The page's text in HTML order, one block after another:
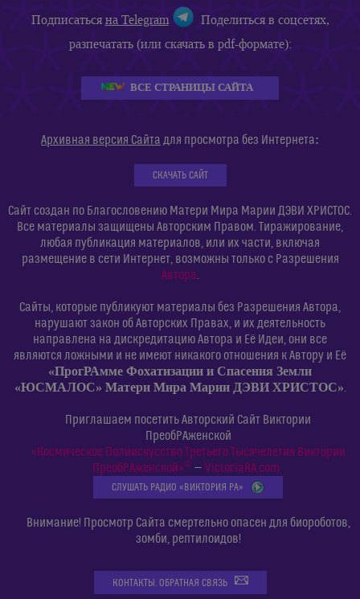
Подписатьсяна Telegram
Поделиться в соцсетях,
разпечатать (или скачать в pdf-формате):
ВСЕ СТРАНИЦЫ САЙТА
Архивная версия Сайта для просмотра без Интернета:
СКАЧАТЬ САЙТ
Сайт создан по Благословению Матери Мира Марии ДЭВИ ХРИСТОС.
Все материалы защищены Авторским Правом. Тиражирование,
любая публикация материалов, или их части, включая
размещение в сети Интернет, возможны только с Разрешения
Автора.
Сайты, которые публикуют материалы без Разрешения Автора,
нарушают закон об Авторских Правах, и их деятельность
направлена на дискредитацию Автора и Её Идеи, они все
являются ложными и не имеют никакого отношения к Автору и Её
«ПрогРАмме Фохатизации и Спасения Земли
«ЮСМАЛОС» Матери Мира Марии ДЭВИ ХРИСТОС».
Приглашаем посетить Авторский Сайт Виктории
ПреобРАженской
«Космическое Полиискусство Третьего Тысячелетия Виктории
ПреобРАженской»©— VictoriaRA.com
СЛУШАТЬ РАДИО «ВИКТОРИЯ РА»
Внимание! Просмотр Сайта смертельно опасен для биороботов,
зомби, рептилоидов!
КОНТАКТЫ. ОБРАТНАЯ СВЯЗЬ